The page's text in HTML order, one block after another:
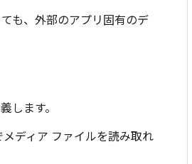
も、外部のアプリ固有のデ
します。
ディア ファイルを読み取れ